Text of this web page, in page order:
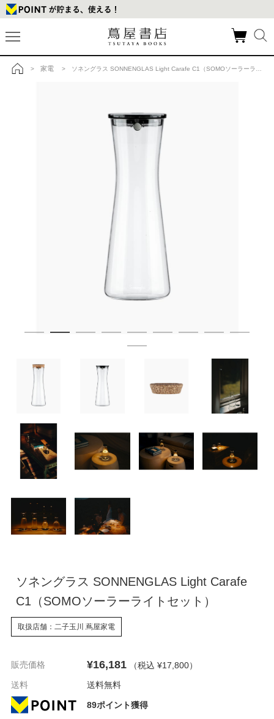
> 家電 > ソネングラス SONNENGLAS Light Carafe C1（SOMOソーラーライトセット）の商品詳細
ソネングラス SONNENGLAS Light Carafe
C1（SOMOソーラーライトセット）
取扱店舗：二子玉川 蔦屋家電
販売価格 ¥16,181 （税込 ¥17,800）
送料
送料無料
89ポイント獲得